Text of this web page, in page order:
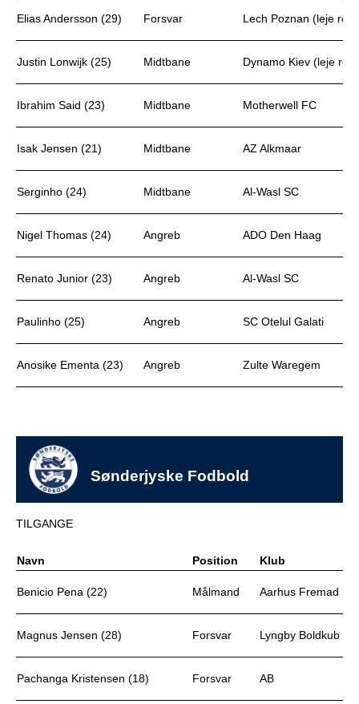
Elias Andersson (29) Forsvar Lech Poznan (leje
Justin Lonwijk (25) Midtbane Dynamo Kiev (leje
Ibrahim Said (23) Midtbane Motherwell FC
Isak Jensen (21) Midtbane AZ Alkmaar
Serginho (24) Midtbane Al-Wasl SC
Nigel Thomas (24) Angreb ADO Den Haag
Renato Junior (23) Angreb Al-Wasl SC
Paulinho (25) Angreb SC Otelul Galati
Anosike Ementa (23) Angreb Zulte Waregem
Sønderjyske Fodbold
TILGANGE
Navn Position Klub
Benicio Pena (22) Målmand Aarhus Fremad
Magnus Jensen (28) Forsvar Lyngby Boldkub
Pachanga Kristensen (18) Forsvar AB